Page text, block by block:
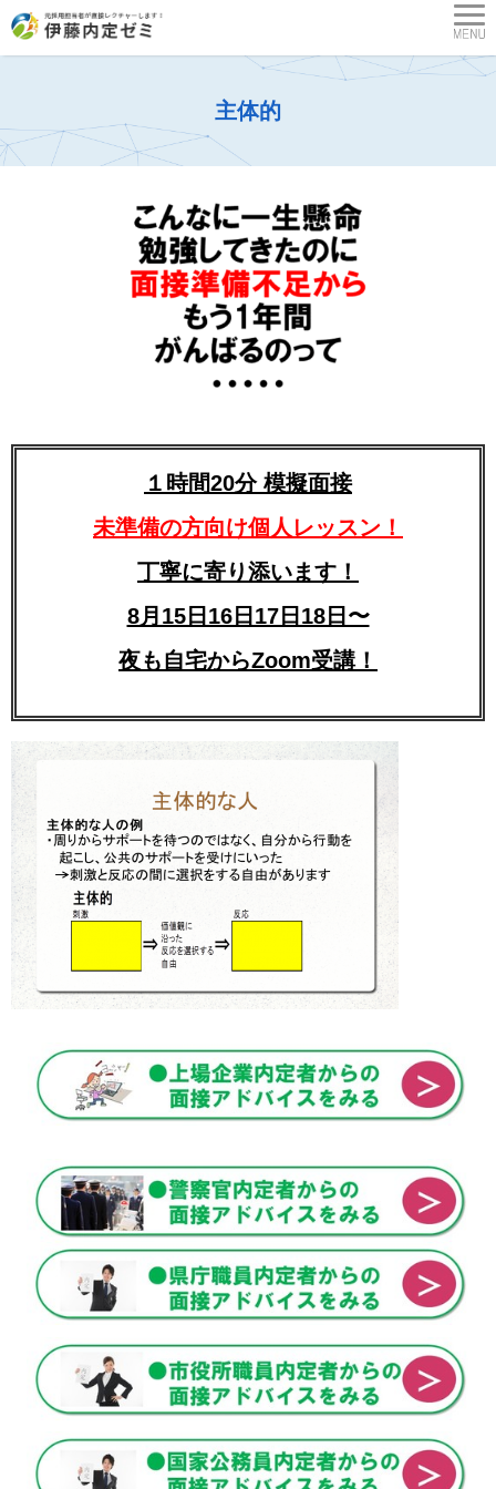
主体的
１時間20分 模擬面接
未準備の方向け個人レッスン！
丁寧に寄り添います！
8月15日16日17日18日〜
夜も自宅からZoom受講！